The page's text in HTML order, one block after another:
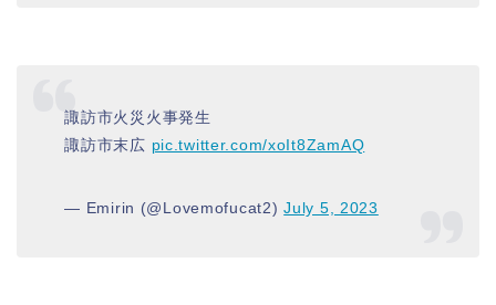
諏訪市火災火事発生
諏訪市末広 pic.twitter.com/xoIt8ZamAQ
— Emirin (@Lovemofucat2)July 5, 2023